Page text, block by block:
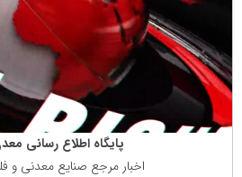
پایگاه اطلاع رسانی
اخبار مرجع صنایع معدنی و